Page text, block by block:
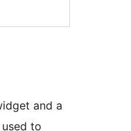
and a
to